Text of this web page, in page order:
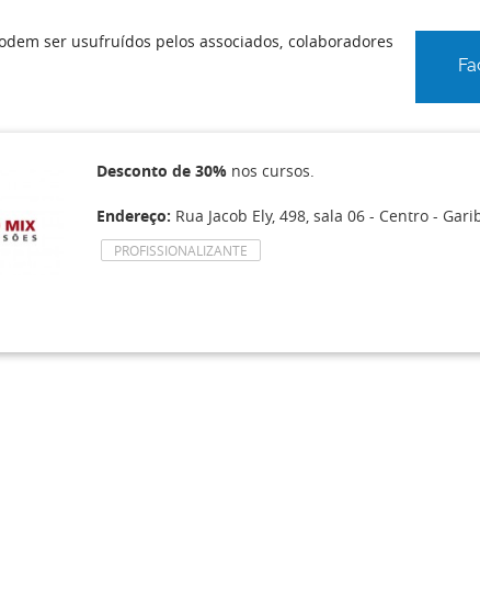
ser usufruídos pelos associados, colaboradores
Desconto de 30% nos cursos.
Endereço: Rua Jacob Ely, 498, sala 06 - Centro -
PROFISSIONALIZANTE